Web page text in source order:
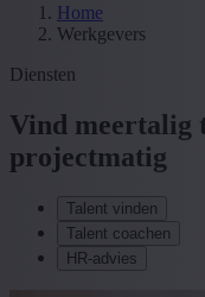
Home
Werkgevers
Diensten
Vind meertalig
projectmatig
Talent vinden
Talent coachen
HR-advies